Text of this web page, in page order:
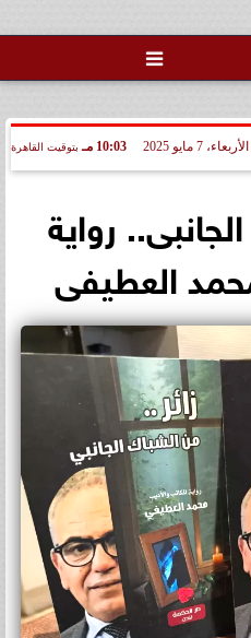

الأربعاء، 7 مايو 2025 10:03 مـ بتوقيت القاهرة
رواية
العطيفى
الداخلية تفتح باب التقديم
لحج القرعة 2027.. اعرف الشروط